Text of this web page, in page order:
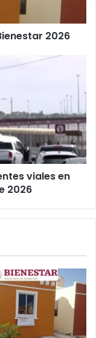
2026
viales en
2026